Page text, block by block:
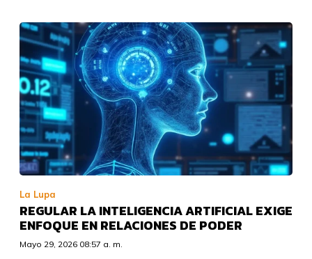
La Lupa
REGULAR LA INTELIGENCIA ARTIFICIAL EXIGE
ENFOQUE EN RELACIONES DE PODER
Mayo 29, 2026 08:57 a. m.